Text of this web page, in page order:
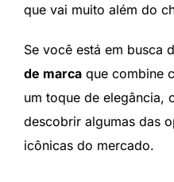
que vai muito além do
Se você está em busca
de marca que combine
um toque de elegância,
descobrir algumas das
icônicas do mercado.